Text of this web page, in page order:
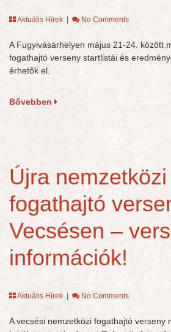
Aktuális Hírek No Comments
A Fugyivásárhelyen május 21-24. között
fogathajtó verseny startlistái és
érhetők el.
Bővebben
Újra nemzetközi
fogathajtó
Vecsésen –
információk!
Aktuális Hírek No Comments
A vecsési nemzetközi fogathajtó verseny